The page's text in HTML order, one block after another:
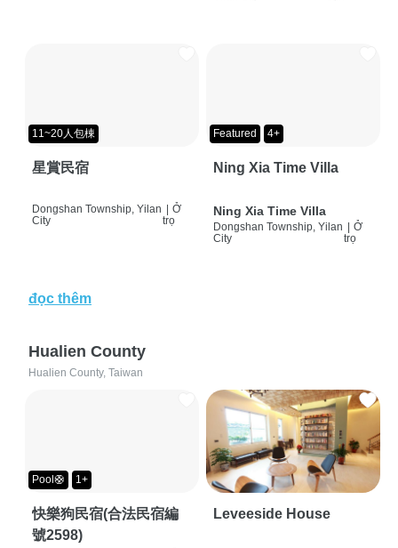
11~20人包棟
星賞民宿
Dongshan Township, Yilan
City
Ở
trọ
Featured 4+
Ning Xia Time Villa
Ning Xia Time Villa
Dongshan Township, Yilan
City
Ở
trọ
đọc thêm
Hualien County
Hualien County, Taiwan
Pool🛟 1+
快樂狗民宿(合法民宿編
號2598)
Leveeside House